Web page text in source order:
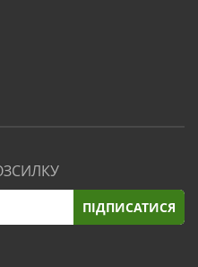
ПІДПИСАТИСЯ